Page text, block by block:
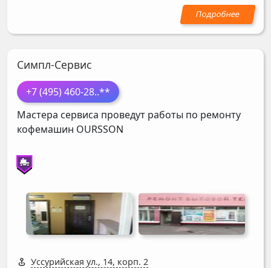
Симпл-Сервис
+7 (495) 460-28..**
Мастера сервиса проведут работы по ремонту
кофемашин OURSSON
Уссурийская ул., 14, корп. 2